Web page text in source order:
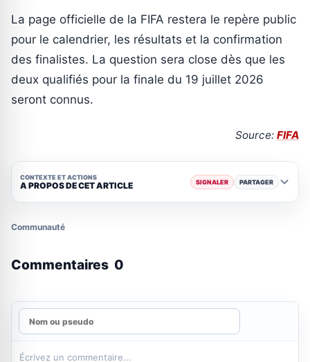
La page officielle de la FIFA restera le repère public
pour le calendrier, les résultats et la confirmation
des finalistes. La question sera close dès que les
deux qualifiés pour la finale du 19 juillet 2026
seront connus.
Source: FIFA
CONTEXTE ET ACTIONS
A PROPOS DE CET ARTICLE SIGNALER PARTAGER
Communauté
Commentaires 0